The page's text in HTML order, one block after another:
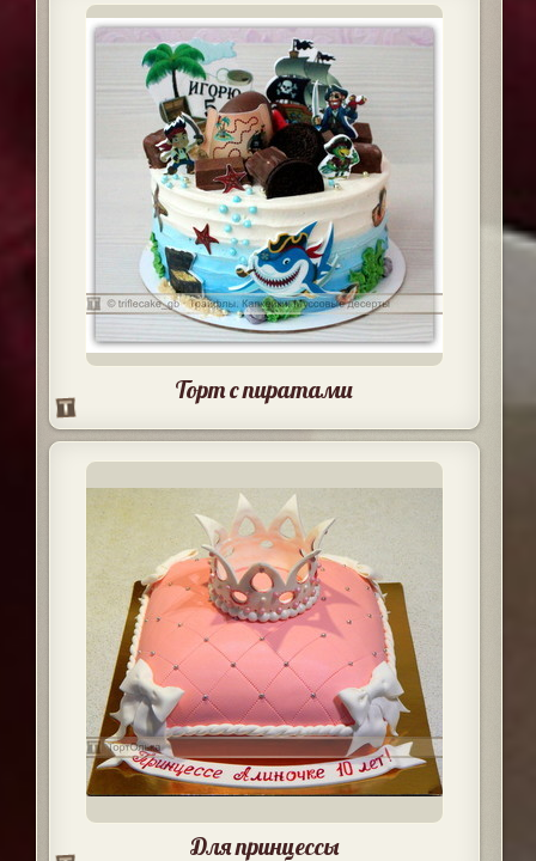
Торт с пиратами
Для принцессы